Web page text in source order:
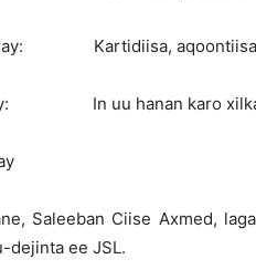
Kartidiisa, aqoontiisa
In uu hanan karo xilka
Ciise Axmed, laga
dejinta ee JSL.